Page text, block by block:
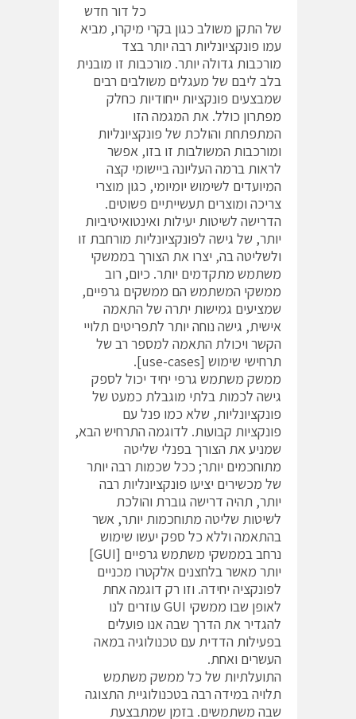
כל דור חדש
של התקן משולב כגון בקרי מיקרו, מביא
עמו פונקציונליות רבה יותר בצד
מורכבות גדולה יותר. מורכבות זו מובנית
בלב ליבם של מעגלים משולבים רבים
שמבצעים פונקציות ייחודיות כחלק
מפתרון כולל. את המגמה הזו
המתפתחת והולכת של פונקציונליות
ומורכבות המשולבות זו בזו, אפשר
לראות ברמה העליונה ביישומי קצה
המיועדים לשימוש יומיומי, כגון מוצרי
צריכה ומוצרים תעשייתיים פשוטים.
הדרישה לשיטות יעילות ואינטואיטיביות
יותר, של גישה לפונקציונליות מורחבת זו
ולשליטה בה, יצרו את הצורך בממשקי
משתמש מתקדמים יותר. כיום, רוב
ממשקי המשתמש הם ממשקים גרפיים,
שמציעים גמישות יתרה של התאמה
אישית, גישה נוחה יותר לתפריטים תלויי
הקשר ויכולת התאמה למספר רב של
תרחישי שימוש [use-cases].
ממשק משתמש גרפי יחיד יכול לספק
גישה לכמות בלתי מוגבלת כמעט של
פונקציונליות, שלא כמו פנל עם
פונקציות קבועות. לדוגמה התרחיש הבא,
שמניע את הצורך בפנלי שליטה
מתוחכמים יותר; ככל שכמות רבה יותר
של מכשירים יציעו פונקציונליות רבה
יותר, תהיה דרישה גוברת והולכת
לשיטות שליטה מתוחכמות יותר, אשר
בהתאמה וללא כל ספק יעשו שימוש
נרחב בממשקי משתמש גרפיים [GUI]
יותר מאשר בלחצנים אלקטרו מכניים
לפונקציה יחידה. וזו רק דוגמה אחת
לאופן שבו ממשקי GUI עוזרים לנו
להגדיר את הדרך שבה אנו פועלים
בפעילות הדדית עם טכנולוגיה במאה
העשרים ואחת.
התועלתיות של כל ממשק משתמש
תלויה במידה רבה בטכנולוגיית התצוגה
שבה משתמשים. בזמן שמתבצעת